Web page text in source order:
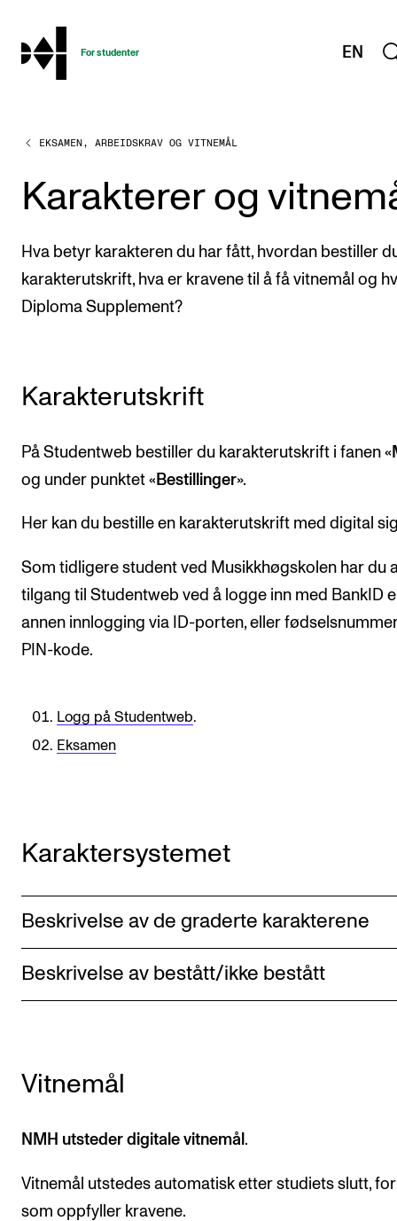
hjem
For studenter EN
STUDIENE
Eksamen, arbeidskrav og vitnemål
Studieplaner og emner
Studiekalender
Tilrettelegging og fritak
Timeplaner og undervisning
Offentlige konserter
Interne konserter og arrangementer
Låne utstyr
PRAKTISK
IT og digitale tjenester
Sibelius – Notation Software
Læringsressurser
Betalte spilleoppdrag
Mangfold og likestilling
AKTUELT
EKSAMEN, ARBEIDSKRAV OG VITNEMÅL
Karakterer og
Hva betyr karakteren du har fått, hvordan bestiller
karakterutskrift, hva er kravene til å få vitnemål og
Diploma Supplement?
Karakterutskrift
På Studentweb bestiller du karakterutskrift i fanen «
og under punktet « Bestillinger».
Her kan du bestille en karakterutskrift med digital
Som tidligere student ved Musikkhøgskolen har du
tilgang til Studentweb ved å logge inn med BankID
annen innlogging via ID-porten, eller
PIN-kode.
Logg på Studentweb.
Eksamen
Karaktersystemet
Beskrivelse av de graderte karakterene
Beskrivelse av bestått/ikke bestått
Vitnemål
NMH utsteder digitale vitnemål .
Vitnemål utstedes automatisk etter studiets slutt,
som oppfyller kravene.